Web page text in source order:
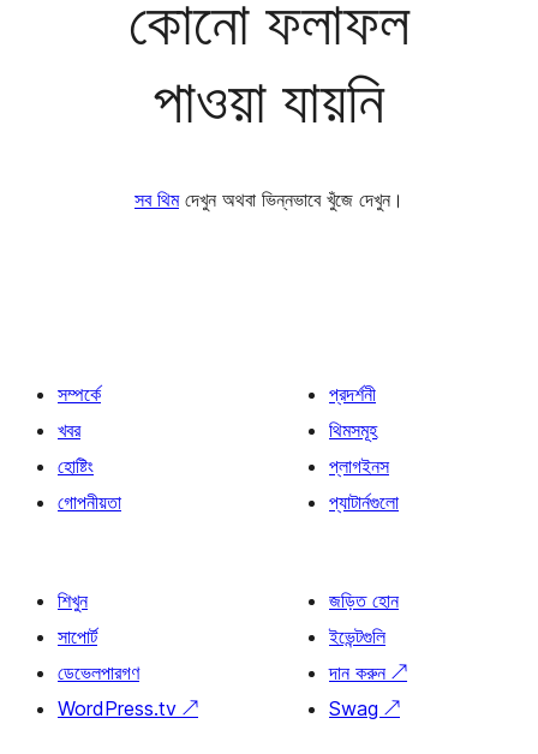
কোনো ফলাফল
পাওয়া যায়নি
সব থিমদেখুন অথবা ভিন্নভাবে খুঁজে দেখুন।
সম্পর্কে
খবর
হোষ্টিং
গোপনীয়তা
প্রদর্শনী
থিমসমূহ
প্লাগইনস
প্যাটার্নগুলো
শিখুন
সাপোর্ট
ডেভেলপারগণ
WordPress.tv ↗
জড়িত হোন
ইভেন্টগুলি
দান করুন ↗
Swag ↗